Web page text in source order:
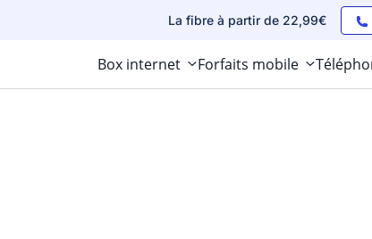
La fibre à partir de 22,99€
Box internet Forfaits mobile